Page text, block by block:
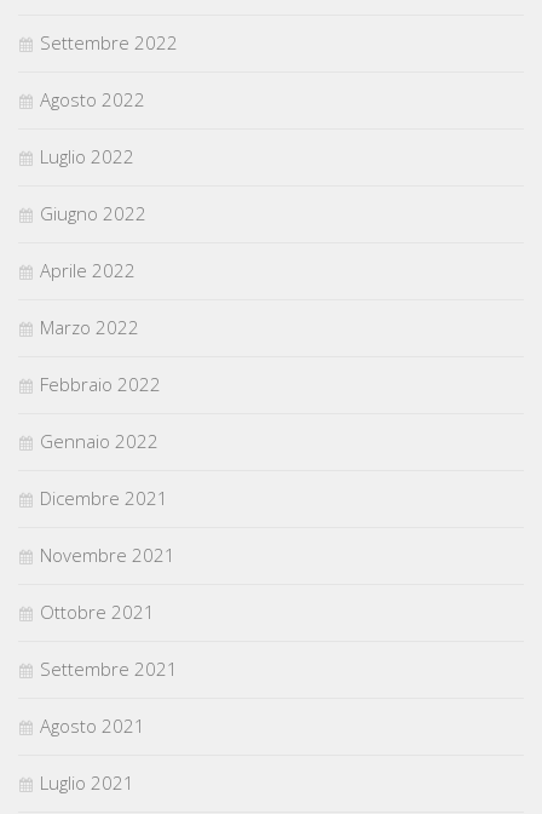
Settembre 2022
Agosto 2022
Luglio 2022
Giugno 2022
Aprile 2022
Marzo 2022
Febbraio 2022
Gennaio 2022
Dicembre 2021
Novembre 2021
Ottobre 2021
Settembre 2021
Agosto 2021
Luglio 2021